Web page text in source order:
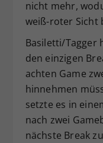
nicht mehr,
weiß-roter Sicht
Basiletti/Tagger
den einzigen
achten Game
hinnehmen
setzte es in
nach zwei
nächste Break